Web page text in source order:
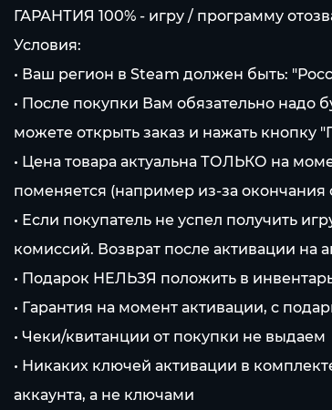
ГАРАНТИЯ 100% - игру / программу
Условия:
• Ваш регион в Steam должен быть:
• После покупки Вам обязательно надо
можете открыть заказ и нажать кнопку
• Цена товара актуальна ТОЛЬКО на
поменяется (например из-за
• Если покупатель не успел получить
комиссий. Возврат после активации на
• Подарок НЕЛЬЗЯ положить в
• Гарантия на момент активации, с
• Чеки/квитанции от покупки не выдаем
• Никаких ключей активации в
аккаунта, а не ключами